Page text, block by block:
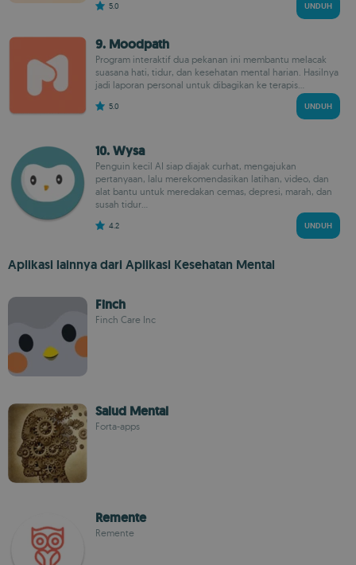
5.0 UNDUH
9. Moodpath
Program interaktif dua pekanan ini membantu melacak
suasana hati, tidur, dan kesehatan mental harian. Hasilnya
jadi laporan personal untuk dibagikan ke terapis...
5.0 UNDUH
10. Wysa
Penguin kecil AI siap diajak curhat, mengajukan
pertanyaan, lalu merekomendasikan latihan, video, dan
alat bantu untuk meredakan cemas, depresi, marah, dan
susah tidur...
4.2 UNDUH
Aplikasi lainnya dari Aplikasi Kesehatan Mental
Finch
Finch Care Inc
Salud Mental
Forta-apps
Remente
Remente